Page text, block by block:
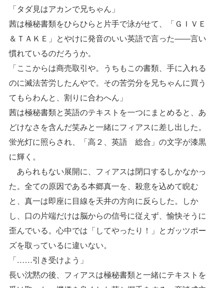
「タダ見はアカンで兄ちゃん」
茜は極秘書類をひらひらと片手で泳がせて、「ＧＩＶＥ
＆ＴＡＫＥ」とやけに発音のいい英語で言った――言い
慣れているのだろうか。
「ここからは商売取引や。うちもこの書類、手に入れる
のに滅法苦労したんやで。その苦労分を兄ちゃんに買う
てもらわんと、割りに合わへん」
茜は極秘書類と英語のテキストを一つにまとめると、あ
どけなさを含んだ笑みと一緒にフィアスに差し出した。
蛍光灯に照らされ、「高２、英語 総合」の文字が漆黒
に輝く。
あられもない展開に、フィアスは閉口するしかなかっ
た。全ての原因である本郷真一を、殺意を込めて睨む
と、真一は即座に目線を天井の方向に反らした。しか
し、口の片端だけは脳からの信号に従えず、愉快そうに
歪んでいる。心中では「してやったり！」とガッツポー
ズを取っているに違いない。
「……引き受けよう」
長い沈黙の後、フィアスは極秘書類と一緒にテキストを